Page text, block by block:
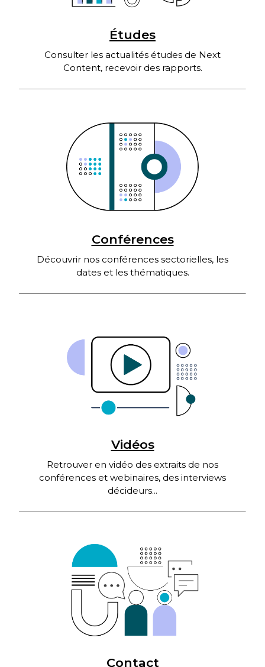
Études
Consulter les actualités études de Next
Content, recevoir des rapports.
Conférences
Découvrir nos conférences sectorielles, les
dates et les thématiques.
Vidéos
Retrouver en vidéo des extraits de nos
conférences et webinaires, des interviews
décideurs...
Contact